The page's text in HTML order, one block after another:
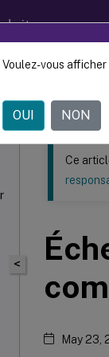
Ce contenu a
<
Ce
May 23,
Voulez-vous
OUI NON